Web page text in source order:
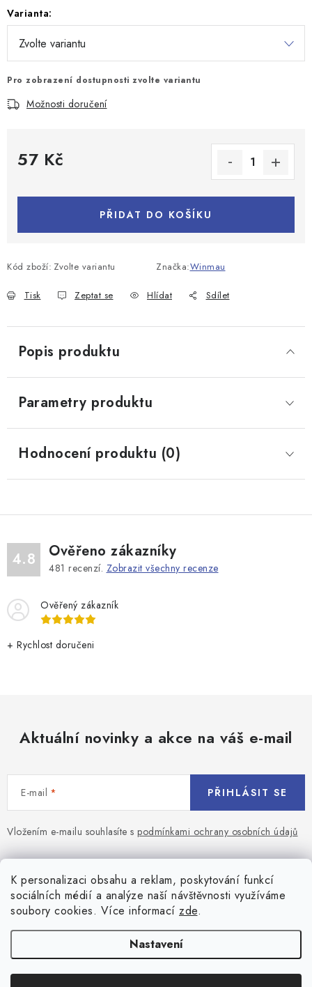
K personalizaci obsahu a reklam, poskytování funkcí
sociálních médií a analýze naší návštěvnosti využíváme
soubory cookies. Více informací zde.
Nastavení
Varianta:
Pro zobrazení dostupnosti zvolte variantu
Možnosti doručení
57 Kč
PŘIDAT DO KOŠÍKU
Kód zboží: Zvolte variantu Značka:Winmau
Tisk Zeptat se Hlídat Sdílet
Popis produktu
Parametry produktu
Hodnocení produktu (0)
4.8 Ověřeno zákazníky
481 recenzí. Zobrazit všechny recenze
Ověřený zákazník
+ Rychlost doručeni
Aktuální novinky a akce na váš e-mail
E-mail
Vložením e-mailu souhlasíte s podmínkami ochrany osobních údajů
PŘIHLÁSIT SE
Z
á
Blog
Jaký terč na šipky vybrat pro začátečníka?
Přihlášení
Všeobecné obchodní podmínky